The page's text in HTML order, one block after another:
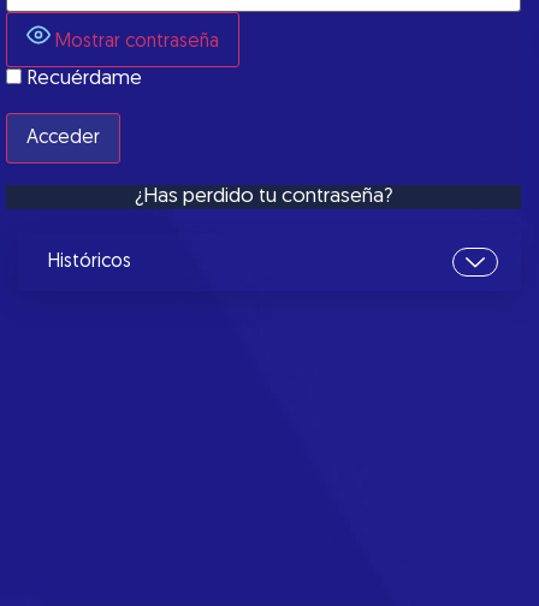
Mostrar contraseña
Recuérdame
¿Has perdido tu contraseña?
Históricos